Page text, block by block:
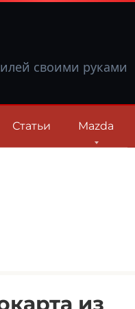
своими руками
Статьи Mazda
из